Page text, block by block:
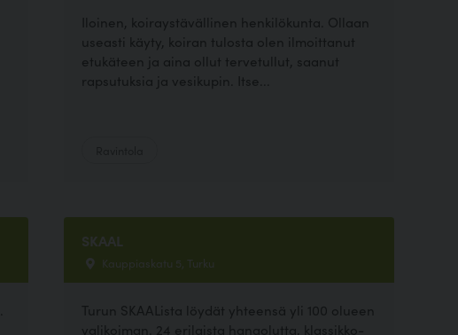
Iloinen, koiraystävällinen henkilökunta. Ollaan
useasti käyty, koiran tulosta olen ilmoittanut
etukäteen ja aina ollut tervetullut, saanut
rapsutuksia ja vesikupin. Itse...
SKAAL
Kauppiaskatu 5, Turku
Turun SKAALista löydät yhteensä yli 100 olueen
valikoiman. 24 erilaista hanaolutta, klassikko-